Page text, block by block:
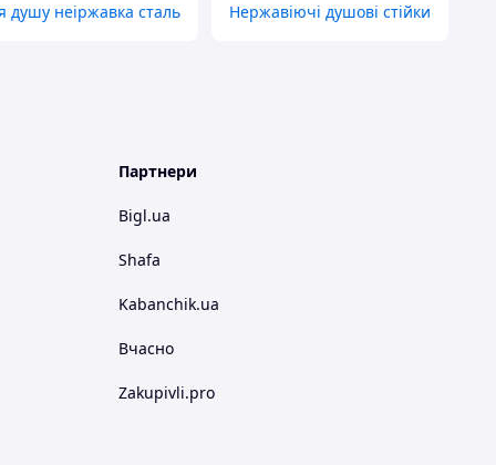
душу неіржавка сталь Нержавіючі душові стійки
Партнери
Bigl.ua
Shafa
Kabanchik.ua
Вчасно
Zakupivli.pro